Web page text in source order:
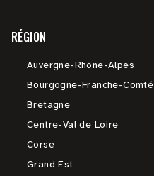
RÉGION
Auvergne-Rhône-Alpes
Bourgogne-Franche-Comté
Bretagne
Centre-Val de Loire
Corse
Grand Est